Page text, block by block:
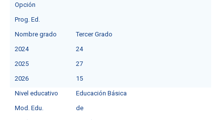
Opción
Prog. Ed.
Nombre grado
Tercer Grado
2024
24
2025
27
2026
15
Nivel educativo
Educación Básica
Mod. Edu.
deㅤ